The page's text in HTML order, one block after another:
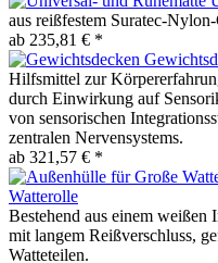
aus reißfestem Suratec-
ab 235,81 € *
Hilfsmittel zur
durch Einwirkung auf
von sensorischen
zentralen Nervensystems.
ab 321,57 € *
Watterolle
Bestehend aus einem
mit langem Reißverschluss,
Watteteilen.